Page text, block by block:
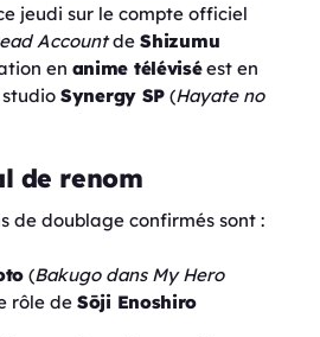
jeudi sur le compte officiel
AccountdeShizumu
en anime téléviséest en
Synergy SP (Hayate no
de renom
de doublage confirmés sont :
(Bakugo dans My Hero
rôle de Sōji Enoshiro